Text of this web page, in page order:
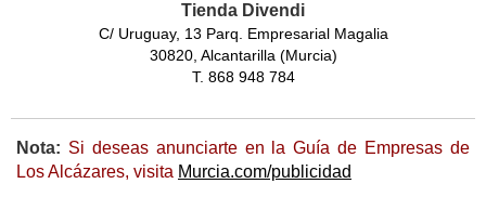
Tienda Divendi
C/ Uruguay, 13 Parq. Empresarial Magalia
30820, Alcantarilla (Murcia)
T. 868 948 784
Nota: Si deseas anunciarte en la Guía de Empresas de
Los Alcázares, visita Murcia.com/publicidad